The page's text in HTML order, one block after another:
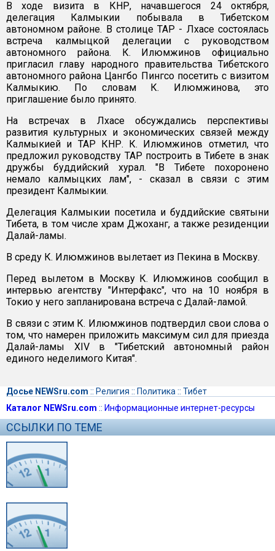
В ходе визита в КНР, начавшегося 24 октября,
делегация Калмыкии побывала в Тибетском
автономном районе. В столице ТАР - Лхасе состоялась
встреча калмыцкой делегации с руководством
автономного района. К. Илюмжинов официально
пригласил главу народного правительства Тибетского
автономного района Цангбо Пингсо посетить с визитом
Калмыкию. По словам К. Илюмжинова, это
приглашение было принято.
На встречах в Лхасе обсуждались перспективы
развития культурных и экономических связей между
Калмыкией и ТАР КНР. К. Илюмжинов отметил, что
предложил руководству ТАР построить в Тибете в знак
дружбы буддийский хурал. "В Тибете похоронено
немало калмыцких лам", - сказал в связи с этим
президент Калмыкии.
Делегация Калмыкии посетила и буддийские святыни
Тибета, в том числе храм Джоханг, а также резиденции
Далай-ламы.
В среду К. Илюмжинов вылетает из Пекина в Москву.
Перед вылетом в Москву К. Илюмжинов сообщил в
интервью агентству "Интерфакс", что на 10 ноября в
Токио у него запланирована встреча с Далай-ламой.
В связи с этим К. Илюмжинов подтвердил свои слова о
том, что намерен приложить максимум сил для приезда
Далай-ламы XIV в "Тибетский автономный район
единого неделимого Китая".
Досье NEWSru.com :: Религия :: Политика :: Тибет
Каталог NEWSru.com :: Информационные интернет-ресурсы
ССЫЛКИ ПО ТЕМЕ